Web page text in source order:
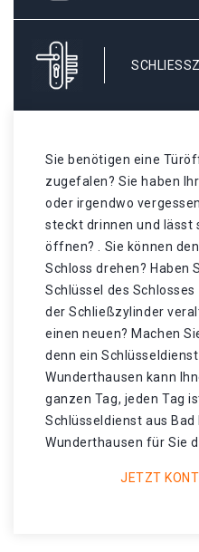
Sie benötigen eine
zugefalen? Sie haben
oder irgendwo
steckt drinnen und lässt
öffnen? . Sie können
Schloss drehen? Haben
Schlüssel des
der Schließzylinder
einen neuen? Machen
denn ein
Wunderthausen kann
ganzen Tag, jeden Tag
Schlüsseldienst aus Bad
Wunderthausen für Sie
JETZT